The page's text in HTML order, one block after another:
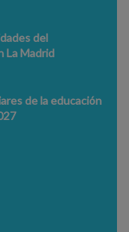
del
La Madrid
de la educación